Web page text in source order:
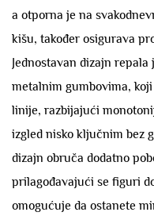
a otporna je na
kišu, također osigurava
Jednostavan dizajn
metalnim gumbovima,
linije, razbijajući
izgled nisko ključnim bez
dizajn obruča dodatno
prilagođavajući se figuri
omogućuje da ostanete